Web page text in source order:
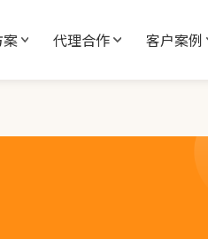
代理合作 客户案例